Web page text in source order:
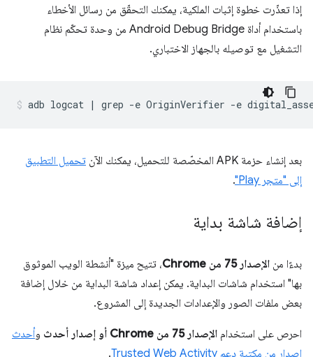
إذا تعذّرت خطوة إثبات الملكية، يمكنك التحقّق من رسائل الأخطاء
باستخدام أداة Android Debug Bridge من وحدة تحكّم نظام
التشغيل مع توصيله بالجهاز الاختباري.
بعد إنشاء حزمة APK المخصّصة للتحميل، يمكنك الآن
تحميل التطبيق
إلى "متجر Play"
.
إضافة شاشة بداية
بدءًا من الإصدار 75 من Chrome
، تتيح ميزة "أنشطة الويب الموثوق
بها" استخدام شاشات البداية. يمكن إعداد شاشة البداية من خلال إضافة
بعض ملفات الصور والإعدادات الجديدة إلى المشروع.
احرص على استخدام الإصدار 75 من Chrome أو إصدار أحدث وأحدث
إصدار من مكتبة دعم Trusted Web Activity
.